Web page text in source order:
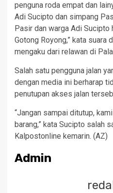
penguna roda empat dan
Adi Sucipto dan simpang
Pasir dan warga Adi Sucipto
Gotong Royong,” kata suara
mengaku dari relawan di
Salah satu pengguna jalan
dengan media ini berharap
penutupan akses jalan
“Jangan sampai ditutup,
barang,” kata Sucipto salah
Kalpostonline kemarin. (AZ)
Admin